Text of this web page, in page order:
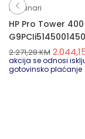
Računari
HP Pro Tower 400
2.271,28KM
akcija se odnosi
gotovinsko plaćanje